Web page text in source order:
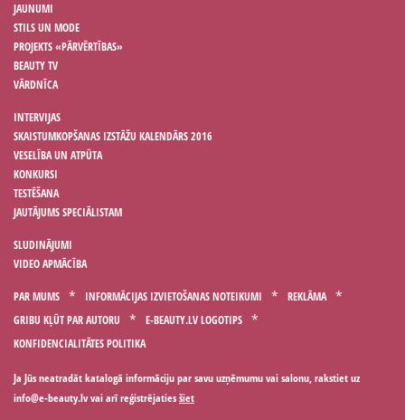
JAUNUMI
STILS UN MODE
PROJEKTS «PĀRVĒRTĪBAS»
BEAUTY TV
VĀRDNĪCA
INTERVIJAS
SKAISTUMKOPŠANAS IZSTĀŽU KALENDĀRS 2016
VESELĪBA UN ATPŪTA
KONKURSI
TESTĒŠANA
JAUTĀJUMS SPECIĀLISTAM
SLUDINĀJUMI
VIDEO APMĀCĪBA
PAR MUMS INFORMĀCIJAS IZVIETOŠANAS NOTEIKUMI
REKLĀMA
GRIBU KĻŪT PAR AUTORU
E-BEAUTY.LV LOGOTIPS
KONFIDENCIALITĀTES POLITIKA
Ja Jūs neatradāt katalogā informāciju par savu uzņēmumu vai salonu, rakstiet uz
vai arī reģistrējatiesšiet